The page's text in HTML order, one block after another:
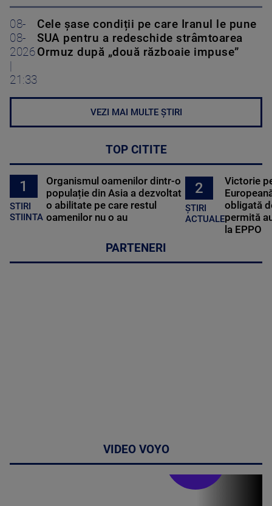
08-
08-
2026
21:33
Cele șase condiții pe care Iranul le pune
SUA pentru a redeschide strâmtoarea
Ormuz după „două războaie impuse”
VEZI MAI MULTE ȘTIRI
TOP CITITE
1
STIRI
STIINTA
Organismul oamenilor dintr-o
populație din Asia a dezvoltat
o abilitate pe care restul
oamenilor nu o au
2
ȘTIRI
ACTUALE
Victorie
obligată
permită
la EPPO
PARTENERI
VIDEO VOYO